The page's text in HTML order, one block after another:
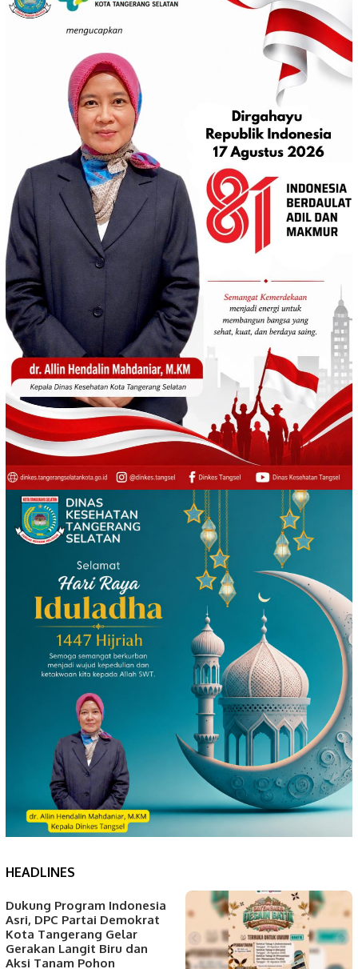
HEADLINES
Dukung Program Indonesia
Asri, DPC Partai Demokrat
Kota Tangerang Gelar
Gerakan Langit Biru dan
Aksi Tanam Pohon